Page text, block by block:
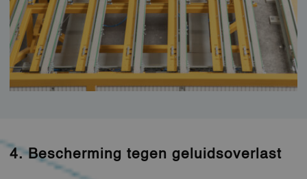
4. Bescherming tegen geluidsoverlast